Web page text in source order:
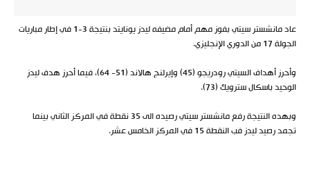
عاد مانشستر سيتي بفوز مهم أمام مضيفه ليدز يونايتد بنتيجة 3-1 في إطار مباريات
الجولة 17 من الدوري الإنجليزي.
وأحرز أهداف السيتي رودريجو (45) وإيرلنج هالاند (51- 64)، فيما أحرز هدف ليدز
الوحيد باسكال سترويك (73).
وبهده النتيجة رفع مانشستر سيتي رصيده الى 35 نقطة في المركز الثاني بينما
تجمد رصيد ليدز فب النقطة 15 في المركز الخامس عشر.